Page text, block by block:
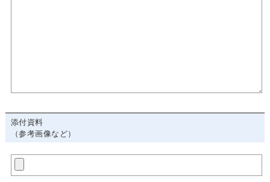
添付資料
（参考画像など）